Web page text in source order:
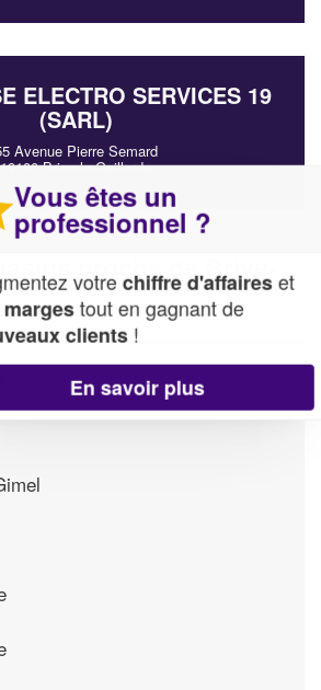
ELECTRO SERVICES 19
(SARL)
Avenue Pierre Semard
19100 Brive-la-Gaillarde
proche de Brive-
Vous êtes un
professionnel ?
votrechiffre d'affaireset
margestout en gagnant de
clients!
En savoir plus